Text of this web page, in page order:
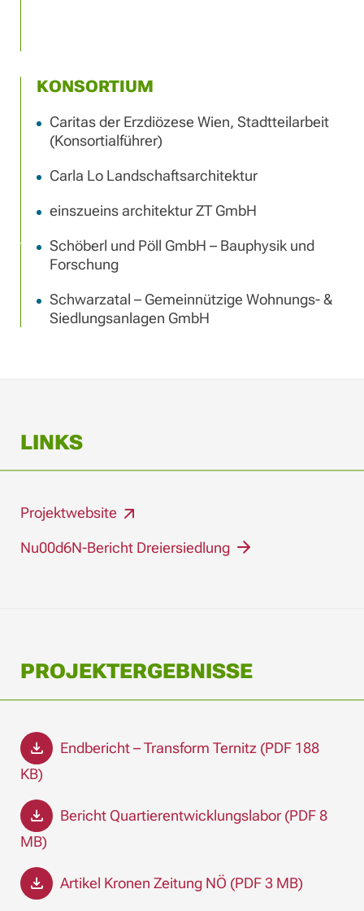
KONSORTIUM
Caritas der Erzdiözese Wien, Stadtteilarbeit
(Konsortialführer)
Carla Lo Landschaftsarchitektur
einszueins architektur ZT GmbH
Schöberl und Pöll GmbH – Bauphysik und
Forschung
Schwarzatal – Gemeinnützige Wohnungs- &
Siedlungsanlagen GmbH
LINKS
Projektwebsite
Nu00d6N-Bericht Dreiersiedlung
PROJEKTERGEBNISSE
Endbericht – Transform Ternitz (PDF 188
KB)
Bericht Quartierentwicklungslabor (PDF 8
MB)
Artikel Kronen Zeitung NÖ (PDF 3 MB)